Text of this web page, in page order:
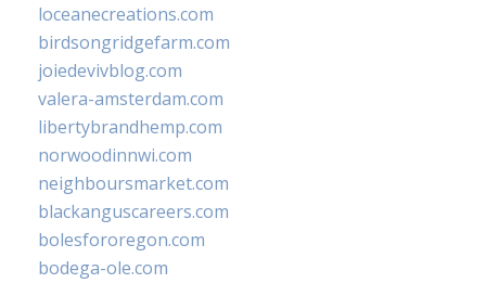
loceanecreations.com
birdsongridgefarm.com
joiedevivblog.com
valera-amsterdam.com
libertybrandhemp.com
norwoodinnwi.com
neighboursmarket.com
blackanguscareers.com
bolesfororegon.com
bodega-ole.com